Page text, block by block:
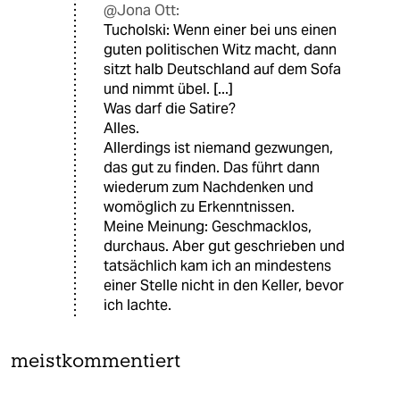
@Jona Ott:
Tucholski: Wenn einer bei uns einen
guten politischen Witz macht, dann
sitzt halb Deutschland auf dem Sofa
und nimmt übel. [...]
Was darf die Satire?
Alles.
Allerdings ist niemand gezwungen,
das gut zu finden. Das führt dann
wiederum zum Nachdenken und
womöglich zu Erkenntnissen.
Meine Meinung: Geschmacklos,
durchaus. Aber gut geschrieben und
tatsächlich kam ich an mindestens
einer Stelle nicht in den Keller, bevor
ich lachte.
meistkommentiert